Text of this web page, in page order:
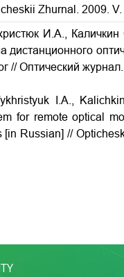
Zhurnal. 2009. V.
И.А.,
// Оптический
I.A.,
for remote optical
[in Russian] //